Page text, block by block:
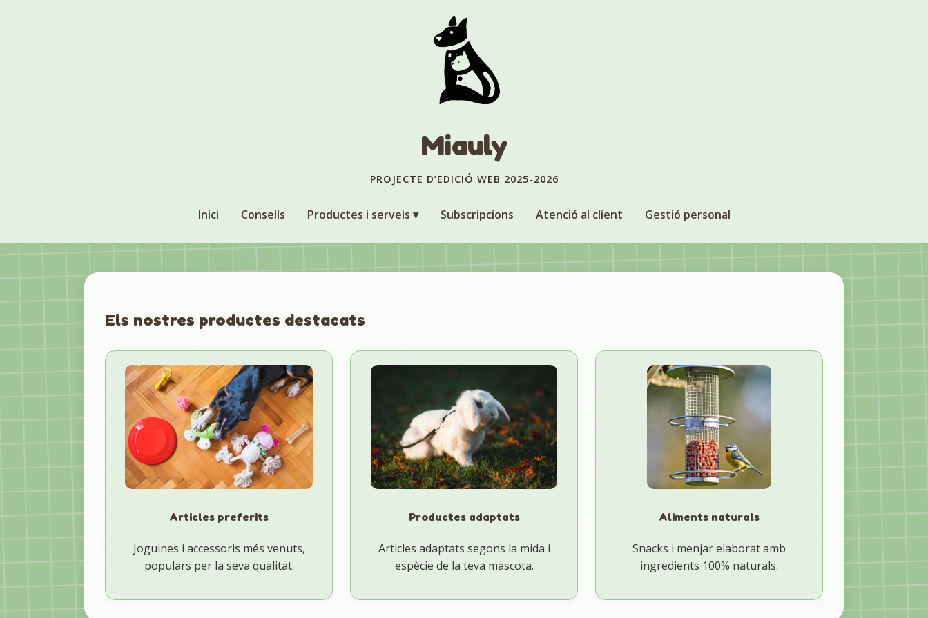
Miauly
PROJECTE D’EDICIÓ WEB 2025-2026
Inici Consells Productes i serveis Subscripcions Atenció al client Gestió personal
Els nostres productes destacats
Articles preferits
Joguines i accessoris més venuts,
populars per la seva qualitat.
Productes adaptats
Articles adaptats segons la mida i
espècie de la teva mascota.
Aliments naturals
Snacks i menjar elaborat amb
ingredients 100% naturals.